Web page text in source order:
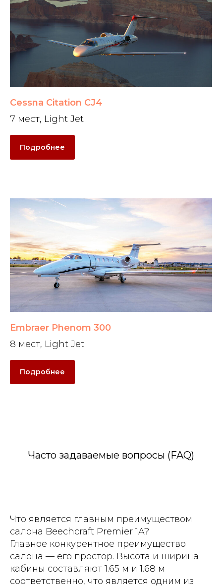
Cessna Citation CJ4
7 мест, Light Jet
Подробнее
Embraer Phenom 300
8 мест, Light Jet
Подробнее
Часто задаваемые вопросы (FAQ)
Что является главным преимуществом
салона Beechcraft Premier 1A?
Главное конкурентное преимущество
салона — его простор. Высота и ширина
кабины составляют 1.65 м и 1.68 м
соответственно, что является одним из